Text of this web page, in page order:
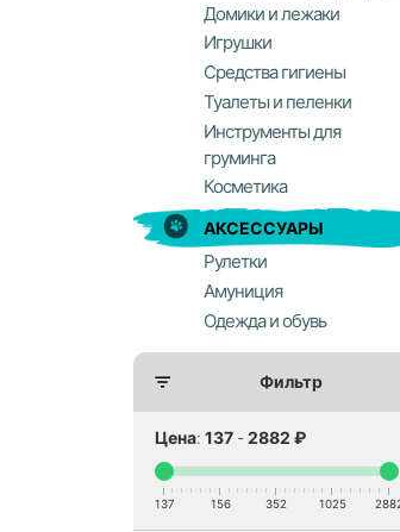
Домики и лежаки
Игрушки
Средства гигиены
Туалеты и пеленки
Инструменты для
груминга
Косметика
АКСЕССУАРЫ
Рулетки
Амуниция
Одежда и обувь
Фильтр
Цена: 137 - 2882 ₽
137 156 352 1025